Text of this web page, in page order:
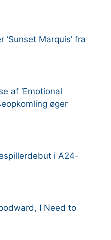
Marquis’ fra
af ‘Emotional
øger
i A24-
I Need to